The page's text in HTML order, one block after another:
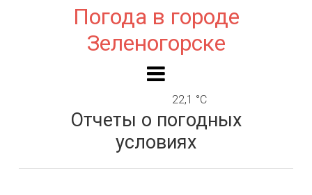
Погода в городе
Зеленогорске
22,1 °C
Отчеты о погодных
условиях